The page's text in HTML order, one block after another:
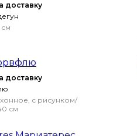
доставку
см
доставку
с рисунком/
см